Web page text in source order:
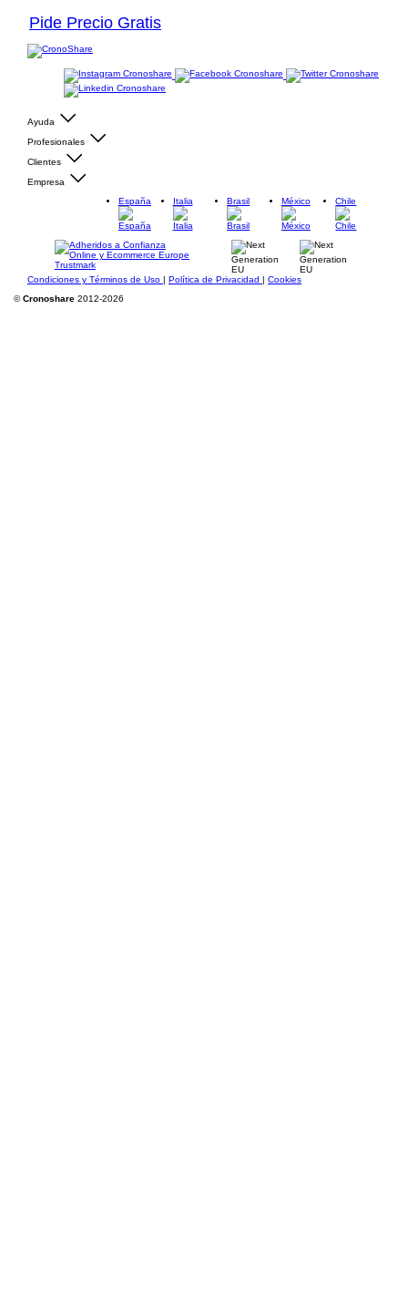
Pide Precio Gratis
Ayuda
Profesionales
Clientes
Empresa
España
Italia Brasil México Chile
Condiciones y Términos de Uso | Política de Privacidad | Cookies
©Cronoshare 2012-2026